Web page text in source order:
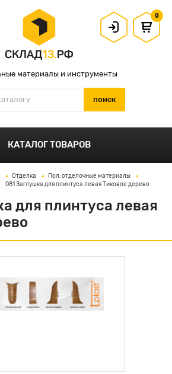
материалы и инструменты
0
КАТАЛОГ ТОВАРОВ
Отделка
Пол, отделочные материалы
081 Заглушка для плинтуса левая Тиковое дерево
для плинтуса левая